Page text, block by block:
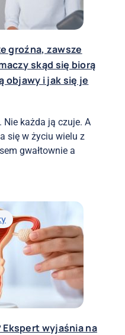
groźna, zawsze
skąd się biorą
objawy i jak się je
Nie każda ją czuje. A
się w życiu wielu z
gwałtownie a
Ekspert wyjaśnia na